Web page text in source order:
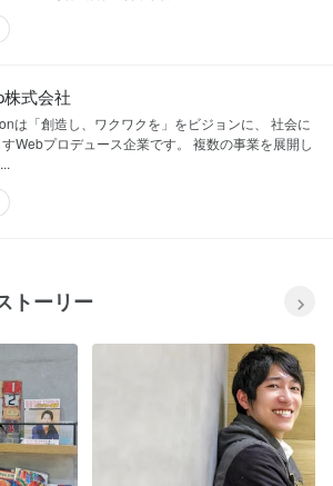
式会社
は「創造し、ワクワクを」をビジョンに、 社会に
Webプロデュース企業です。 複数の事業を展開し
トーリー